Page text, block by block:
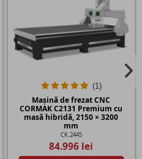
Mașină de frezat CNC
CORMAK C2131 Premium cu
masă hibridă, 2150 × 3200
mm
CK.2445
(1)
84.996 lei